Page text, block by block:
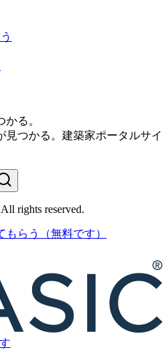
る。
つかる。 建築家ポータルサイ
rights reserved.
もらう （無料です）